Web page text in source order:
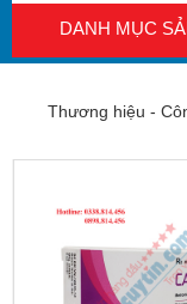
sinh
lý
trợ
sản
Hỗ
DANH MỤC
Thương hiệu -